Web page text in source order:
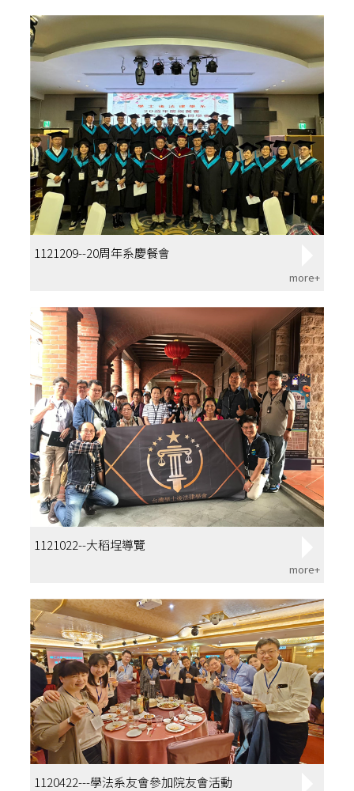
1121209--20周年系慶餐會
more+
1121022--大稻埕導覽
more+
1120422---學法系友會參加院友會活動